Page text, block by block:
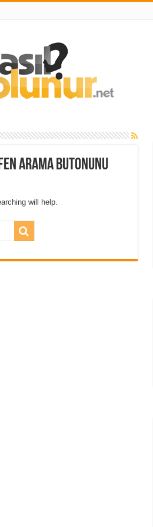
arama butonunu
will help.